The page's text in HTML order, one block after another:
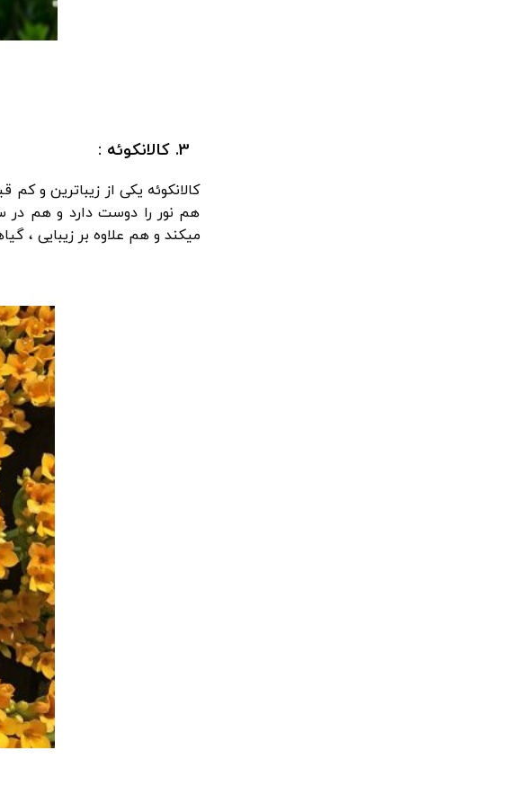
کالانکوئه یکی از زیباترین و
هم نور را دوست دارد و هم در
میکند و هم علاوه بر زیبایی ،